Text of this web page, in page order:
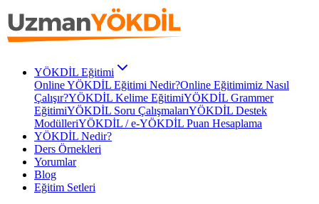
YÖKDİL Eğitimi
Online YÖKDİL Eğitimi Nedir?Online Eğitimimiz Nasıl
Çalışır?YÖKDİL Kelime EğitimiYÖKDİL Grammer
EğitimiYÖKDİL Soru ÇalışmalarıYÖKDİL Destek
ModülleriYÖKDİL / e-YÖKDİL Puan Hesaplama
YÖKDİL Nedir?
Ders Örnekleri
Yorumlar
Blog
Eğitim Setleri